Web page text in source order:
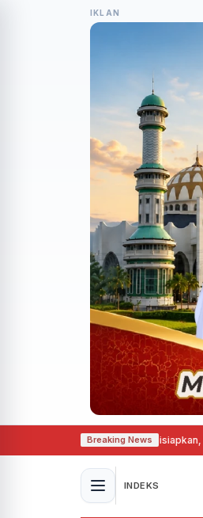
IKLAN
Breaking News
di Cepu Mulai Disiapkan,
INDEKS